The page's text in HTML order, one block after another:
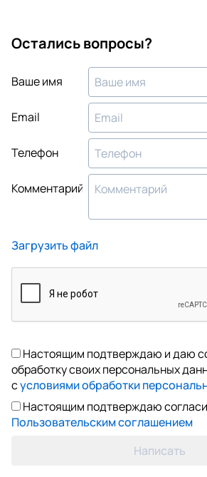
Остались вопросы?
Ваше имя
Email
Телефон
Комментарий
Загрузить файл
Настоящим подтверждаю и даю
обработку своих персональных
сусловиями обработки
Настоящим подтверждаю
Пользовательским соглашением
Написать